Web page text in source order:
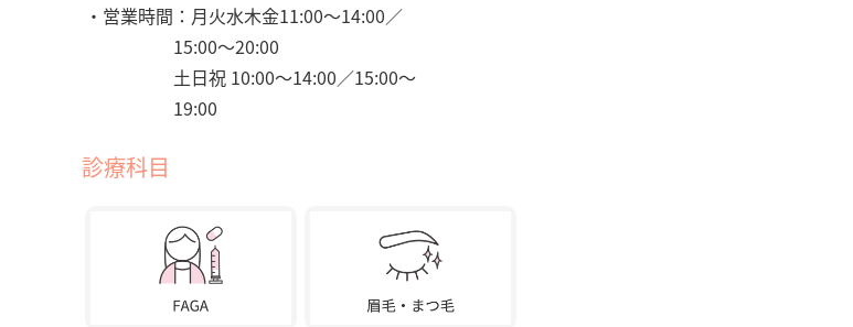
・営業時間：月火水木金11:00～14:00／
15:00～20:00
土日祝 10:00～14:00／15:00～
19:00
診療科目